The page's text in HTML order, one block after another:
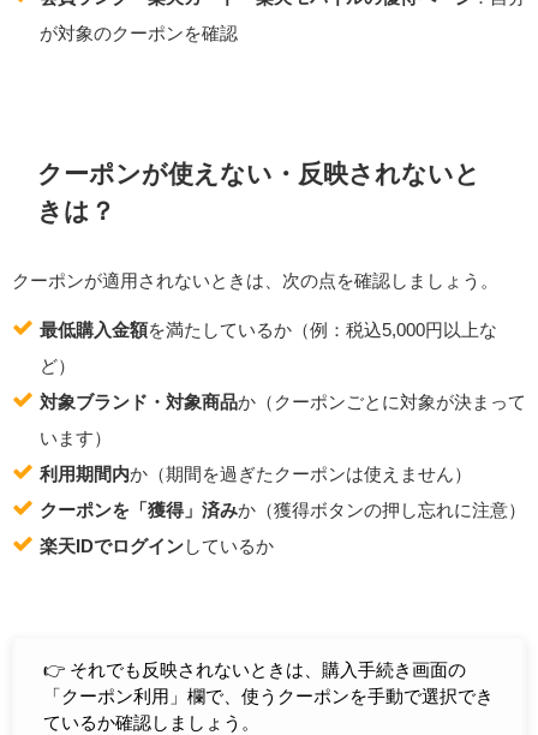
が対象のクーポンを確認
クーポンが使えない・反映されないと
きは？
クーポンが適用されないときは、次の点を確認しましょう。
最低購入金額を満たしているか（例：税込5,000円以上な
ど）
対象ブランド・対象商品か（クーポンごとに対象が決まって
います）
利用期間内か（期間を過ぎたクーポンは使えません）
クーポンを「獲得」済みか（獲得ボタンの押し忘れに注意）
楽天IDでログインしているか
👉️ それでも反映されないときは、購入手続き画面の
「クーポン利用」欄で、使うクーポンを手動で選択でき
ているか確認しましょう。